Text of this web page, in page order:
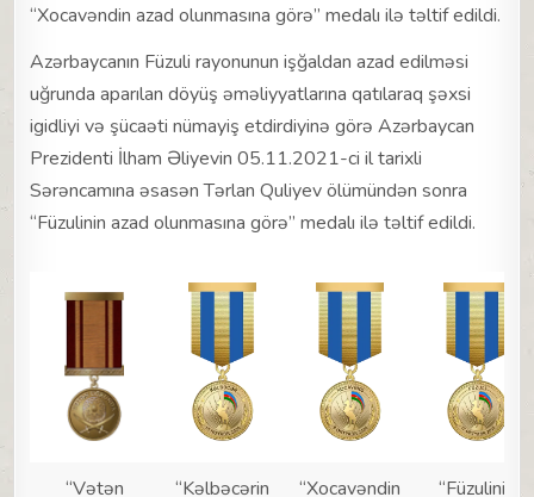
“Xocavəndin azad olunmasına görə” medalı ilə təltif edildi.
Azərbaycanın Füzuli rayonunun işğaldan azad edilməsi
uğrunda aparılan döyüş əməliyyatlarına qatılaraq şəxsi
igidliyi və şücaəti nümayiş etdirdiyinə görə Azərbaycan
Prezidenti İlham Əliyevin 05.11.2021-ci il tarixli
Sərəncamına əsasən Tərlan Quliyev ölümündən sonra
“Füzulinin azad olunmasına görə” medalı ilə təltif edildi.
“Vətən “Kəlbəcərin “Xocavəndin “Füzulinin